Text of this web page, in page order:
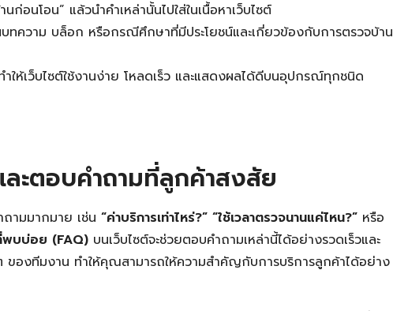
ก่อนโอน” แล้วนำคำเหล่านั้นไปใส่ในเนื้อหาเว็บไซต์
บทความ บล็อก หรือกรณีศึกษาที่มีประโยชน์และเกี่ยวข้องกับการตรวจบ้าน
ำให้เว็บไซต์ใช้งานง่าย โหลดเร็ว และแสดงผลได้ดีบนอุปกรณ์ทุกชนิด
ะตอบคำถามที่ลูกค้าสงสัย
ามมากมาย เช่น “ค่าบริการเท่าไหร่?” “ใช้เวลาตรวจนานแค่ไหน?” หรือ
พบบ่อย (FAQ) บนเว็บไซต์จะช่วยตอบคำถามเหล่านี้ได้อย่างรวดเร็วและ
ของทีมงาน ทำให้คุณสามารถให้ความสำคัญกับการบริการลูกค้าได้อย่าง